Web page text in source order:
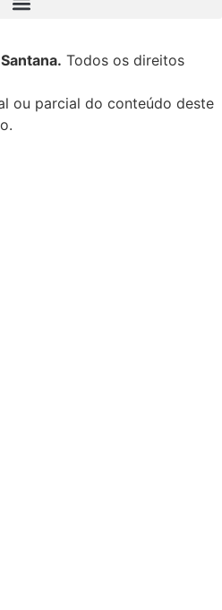
Todos os direitos
ou parcial do conteúdo deste